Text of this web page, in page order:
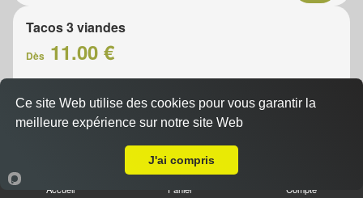
Tacos 3 viandes
Dès 11.00 €
Sauce fromagère, frites à l'itérieur
Accueil Panier Compte
Ce site Web utilise des cookies pour vous garantir la
meilleure expérience sur notre site Web
J'ai compris